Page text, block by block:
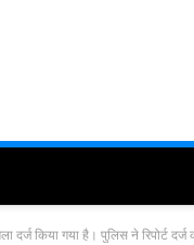
किया गया है। पुलिस ने रिपोर्ट